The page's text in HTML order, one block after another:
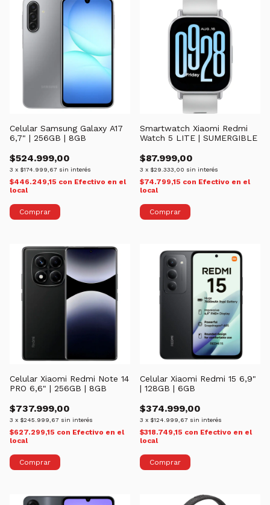
Celular Samsung Galaxy A17
6,7" | 256GB | 8GB
$524.999,00
3 x $174.999,67 sin interés
$446.249,15 con Efectivo en el
local
Comprar
Smartwatch Xiaomi Redmi
Watch 5 LITE | SUMERGIBLE
$87.999,00
3 x $29.333,00 sin interés
$74.799,15 con Efectivo en el
local
Celular Xiaomi Redmi Note 14
PRO 6,6" | 256GB | 8GB
$737.999,00
3 x $245.999,67 sin interés
$627.299,15 con Efectivo en el
local
Celular Xiaomi Redmi 15 6,9"
| 128GB | 6GB
$374.999,00
3 x $124.999,67 sin interés
$318.749,15 con Efectivo en el
local